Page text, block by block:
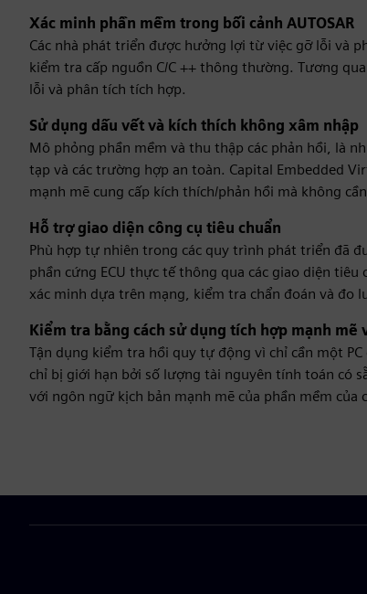
Xác minh phần mềm trong bối cảnh AUTOSAR
Các nhà phát triển được hưởng lợi từ việc gỡ lỗi và
kiểm tra cấp nguồn C/C ++ thông thường. Tương
lỗi và phân tích tích hợp.
Sử dụng dấu vết và kích thích không xâm nhập
Mô phỏng phần mềm và thu thập các phản hồi, là
tạp và các trường hợp an toàn. Capital Embedded
mạnh mẽ cung cấp kích thích/phản hồi mà không
Hỗ trợ giao diện công cụ tiêu chuẩn
Phù hợp tự nhiên trong các quy trình phát triển đã
phần cứng ECU thực tế thông qua các giao diện
xác minh dựa trên mạng, kiểm tra chẩn đoán và đo
Kiểm tra bằng cách sử dụng tích hợp mạnh mẽ
Tận dụng kiểm tra hồi quy tự động vì chỉ cần một
chỉ bị giới hạn bởi số lượng tài nguyên tính toán có
với ngôn ngữ kịch bản mạnh mẽ của phần mềm của